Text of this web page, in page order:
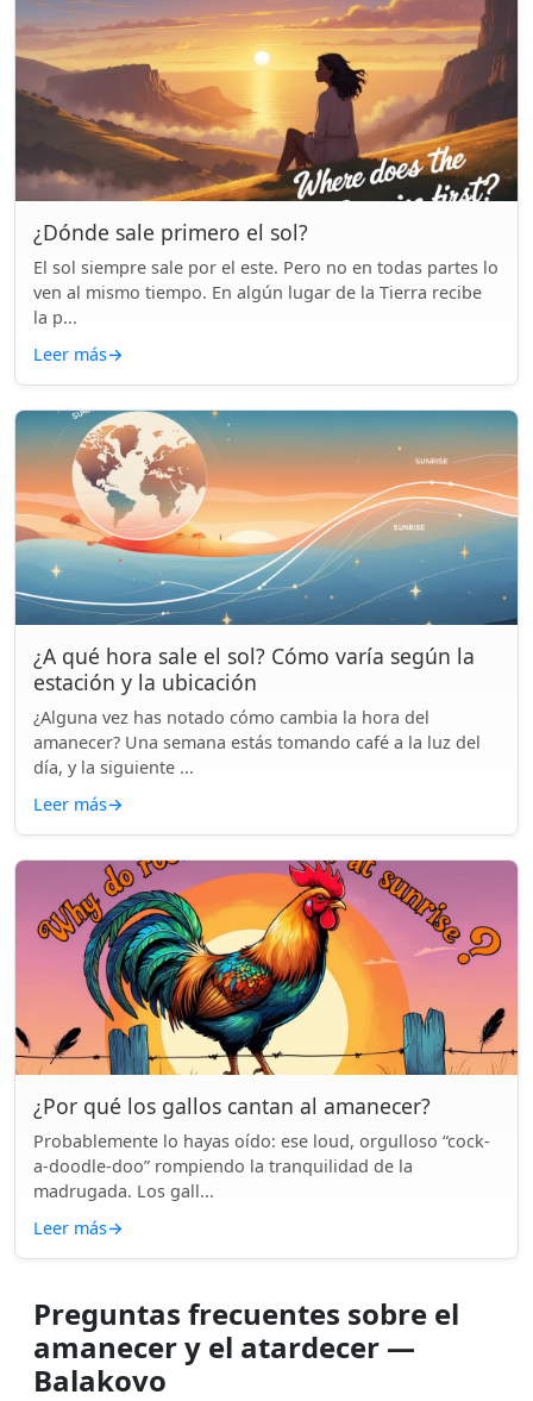
¿Dónde sale primero el sol?
El sol siempre sale por el este. Pero no en todas partes lo
ven al mismo tiempo. En algún lugar de la Tierra recibe
la p...
Leer más→
¿A qué hora sale el sol? Cómo varía según la
estación y la ubicación
¿Alguna vez has notado cómo cambia la hora del
amanecer? Una semana estás tomando café a la luz del
día, y la siguiente ...
Leer más→
¿Por qué los gallos cantan al amanecer?
Probablemente lo hayas oído: ese loud, orgulloso “cock-
a-doodle-doo” rompiendo la tranquilidad de la
madrugada. Los gall...
Leer más→
Preguntas frecuentes sobre el
amanecer y el atardecer —
Balakovo